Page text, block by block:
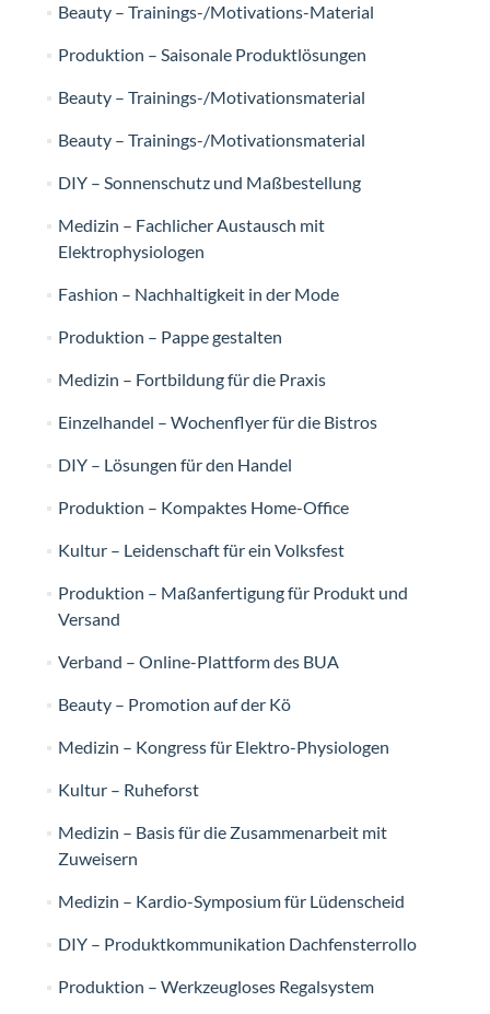
Beauty – Trainings-/Motivations-Material
Produktion – Saisonale Produktlösungen
Beauty – Trainings-/Motivationsmaterial
Beauty – Trainings-/Motivationsmaterial
DIY – Sonnenschutz und Maßbestellung
Medizin – Fachlicher Austausch mit
Elektrophysiologen
Fashion – Nachhaltigkeit in der Mode
Produktion – Pappe gestalten
Medizin – Fortbildung für die Praxis
Einzelhandel – Wochenflyer für die Bistros
DIY – Lösungen für den Handel
Produktion – Kompaktes Home-Office
Kultur – Leidenschaft für ein Volksfest
Produktion – Maßanfertigung für Produkt und
Versand
Verband – Online-Plattform des BUA
Beauty – Promotion auf der Kö
Medizin – Kongress für Elektro-Physiologen
Kultur – Ruheforst
Medizin – Basis für die Zusammenarbeit mit
Zuweisern
Medizin – Kardio-Symposium für Lüdenscheid
DIY – Produktkommunikation Dachfensterrollo
Produktion – Werkzeugloses Regalsystem